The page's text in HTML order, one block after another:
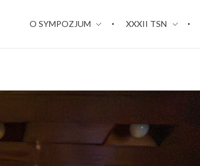
O SYMPOZJUM XXXII TSN